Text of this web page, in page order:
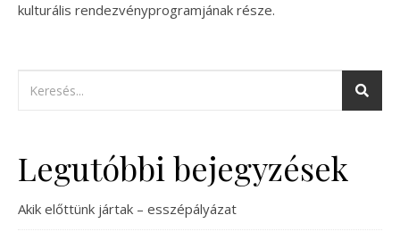
kulturális rendezvényprogramjának része.
Legutóbbi bejegyzések
Akik előttünk jártak – esszépályázat